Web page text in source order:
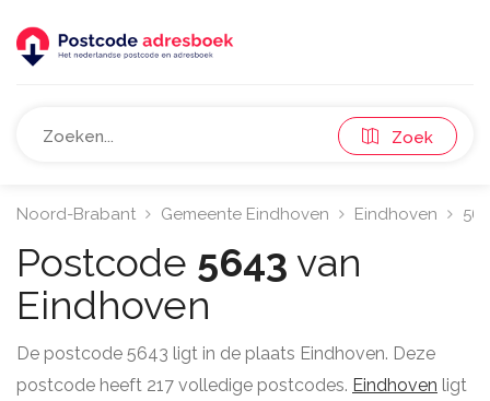
Zoek
Noord-Brabant Gemeente Eindhoven Eindhoven
Postcode 5643 van
Eindhoven
De postcode 5643 ligt in de plaats Eindhoven. Deze
postcode heeft 217 volledige postcodes. Eindhoven ligt